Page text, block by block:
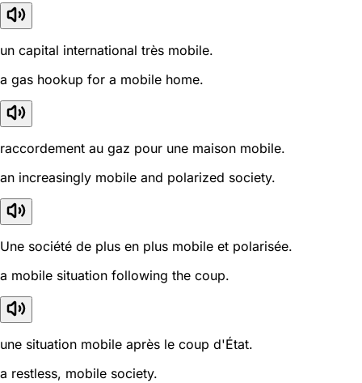
un capital international très mobile.
a gas hookup for a mobile home.
raccordement au gaz pour une maison mobile.
an increasingly mobile and polarized society.
Une société de plus en plus mobile et polarisée.
a mobile situation following the coup.
une situation mobile après le coup d'État.
a restless, mobile society.